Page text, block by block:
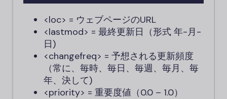
<loc> = ウェブページのURL
<lastmod> = 最終更新日（形式 年-月-
日)
<changefreq> = 予想される更新頻度
（常に、毎時、毎日、毎週、毎月、毎
年、決して)
<priority> = 重要度値（0.0 – 1.0）